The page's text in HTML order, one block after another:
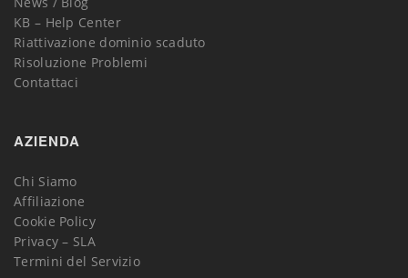
KB – Help Center
Riattivazione dominio scaduto
Risoluzione Problemi
Contattaci
AZIENDA
Chi Siamo
Affiliazione
Cookie Policy
Privacy – SLA
Termini del Servizio